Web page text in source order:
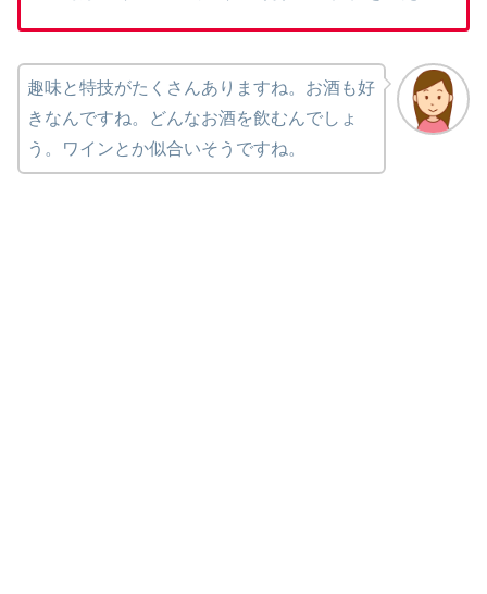
趣味と特技がたくさんありますね。お酒も好
きなんですね。どんなお酒を飲むんでしょ
う。ワインとか似合いそうですね。